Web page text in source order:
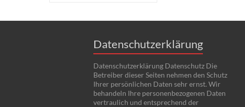
Datenschutzerklärung
Datenschutzerklärung Datenschutz Die
Betreiber dieser Seiten nehmen den Schutz
Ihrer persönlichen Daten sehr ernst. Wir
behandeln Ihre personenbezogenen Daten
vertraulich und entsprechend der